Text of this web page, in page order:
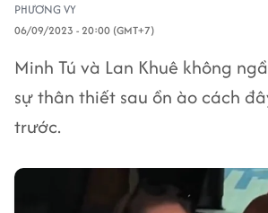
PHƯƠNG VY
06/09/2023 - 20:00 (GMT+7)
Minh Tú và Lan Khuê không
sự thân thiết sau ồn ào cách
trước.